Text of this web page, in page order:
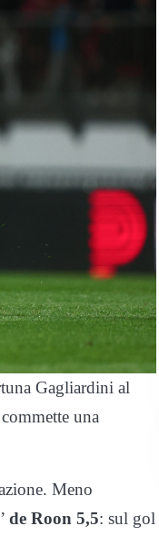
Gagliardini al
una
Meno
de Roon 5,5: sul gol